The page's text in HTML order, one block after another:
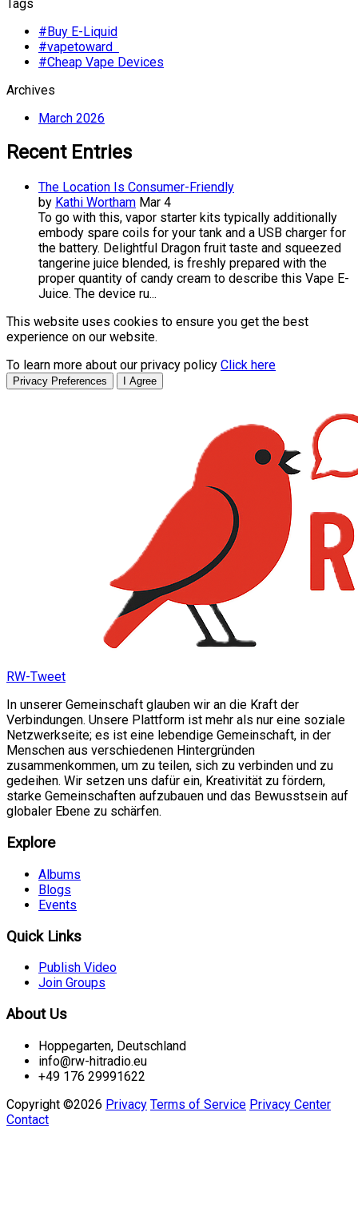
Tags
#Buy E-Liquid
#vapetoward
#Cheap Vape Devices
Archives
March 2026
Recent Entries
The Location Is Consumer-Friendly
by Kathi Wortham Mar 4
To go with this, vapor starter kits typically additionally
embody spare coils for your tank and a USB charger for
the battery. Delightful Dragon fruit taste and squeezed
tangerine juice blended, is freshly prepared with the
proper quantity of candy cream to describe this Vape E-
Juice. The device ru...
This website uses cookies to ensure you get the best
experience on our website.
To learn more about our privacy policy Click here
Privacy Preferences I Agree
RW-Tweet
In unserer Gemeinschaft glauben wir an die Kraft der
Verbindungen. Unsere Plattform ist mehr als nur eine soziale
Netzwerkseite; es ist eine lebendige Gemeinschaft, in der
Menschen aus verschiedenen Hintergründen
zusammenkommen, um zu teilen, sich zu verbinden und zu
gedeihen. Wir setzen uns dafür ein, Kreativität zu fördern,
starke Gemeinschaften aufzubauen und das Bewusstsein auf
globaler Ebene zu schärfen.
Explore
Albums
Blogs
Events
Quick Links
Publish Video
Join Groups
About Us
Hoppegarten, Deutschland
info@rw-hitradio.eu
+49 176 29991622
Copyright ©2026 Privacy Terms of Service Privacy Center
Contact